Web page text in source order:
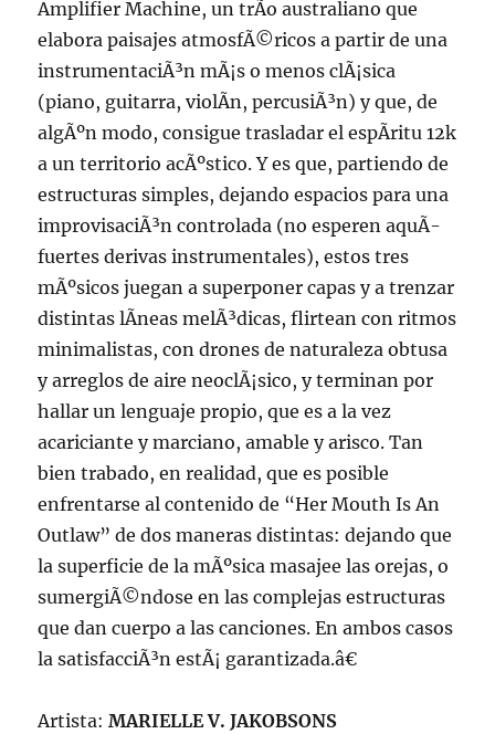
Amplifier Machine, un trÃ­o australiano que
elabora paisajes atmosfÃ©ricos a partir de una
instrumentaciÃ³n mÃ¡s o menos clÃ¡sica
(piano, guitarra, violÃ­n, percusiÃ³n) y que, de
algÃºn modo, consigue trasladar el espÃ­ritu 12k
a un territorio acÃºstico. Y es que, partiendo de
estructuras simples, dejando espacios para una
improvisaciÃ³n controlada (no esperen aquÃ­
fuertes derivas instrumentales), estos tres
mÃºsicos juegan a superponer capas y a trenzar
distintas lÃ­neas melÃ³dicas, flirtean con ritmos
minimalistas, con drones de naturaleza obtusa
y arreglos de aire neoclÃ¡sico, y terminan por
hallar un lenguaje propio, que es a la vez
acariciante y marciano, amable y arisco. Tan
bien trabado, en realidad, que es posible
enfrentarse al contenido de “Her Mouth Is An
Outlaw” de dos maneras distintas: dejando que
la superficie de la mÃºsica masajee las orejas, o
sumergiÃ©ndose en las complejas estructuras
que dan cuerpo a las canciones. En ambos casos
la satisfacciÃ³n estÃ¡ garantizada.â€
Artista:MARIELLE V. JAKOBSONS